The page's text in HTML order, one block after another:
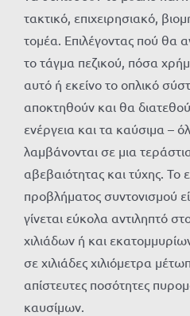
τακτικό, επιχειρησιακό,
τομέα. Επιλέγοντας πού θα
το τάγμα πεζικού, πόσα
αυτό ή εκείνο το οπλικό
αποκτηθούν και θα
ενέργεια και τα καύσιμα –
λαμβάνονται σε μια
αβεβαιότητας και τύχης. Το
προβλήματος συντονισμού
γίνεται εύκολα αντιληπτό
χιλιάδων ή και
σε χιλιάδες χιλιόμετρα
απίστευτες ποσότητες
καυσίμων.